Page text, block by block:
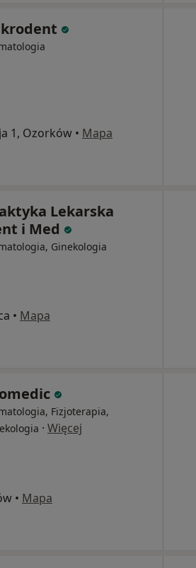
1, Ozorków • Mapa
Lekarska
i Med
Ginekologia
• Mapa
Fizjoterapia,
· Więcej
• Mapa